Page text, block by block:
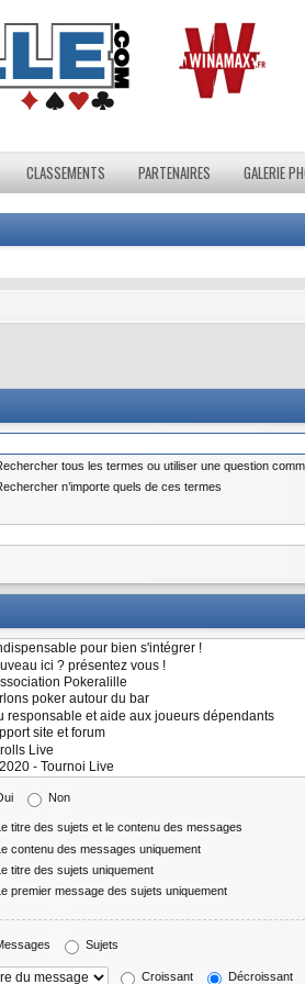
CLASSEMENTS PARTENAIRES GALERIE
tous les termes ou utiliser une question
n’importe quels de ces termes
Non
titre des sujets et le contenu des messages
contenu des messages uniquement
titre des sujets uniquement
premier message des sujets uniquement
Sujets
Croissant Décroissant